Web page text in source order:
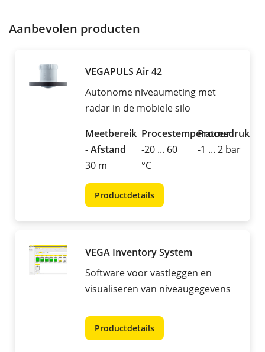
Aanbevolen producten
VEGAPULS Air 42
Autonome niveaumeting met
radar in de mobiele silo
Meetbereik
- Afstand
30 m
Procestemperatuur
-20 ... 60
°C
Procesdruk
-1 ... 2 bar
Productdetails
VEGA Inventory System
Software voor vastleggen en
visualiseren van niveaugegevens
Productdetails